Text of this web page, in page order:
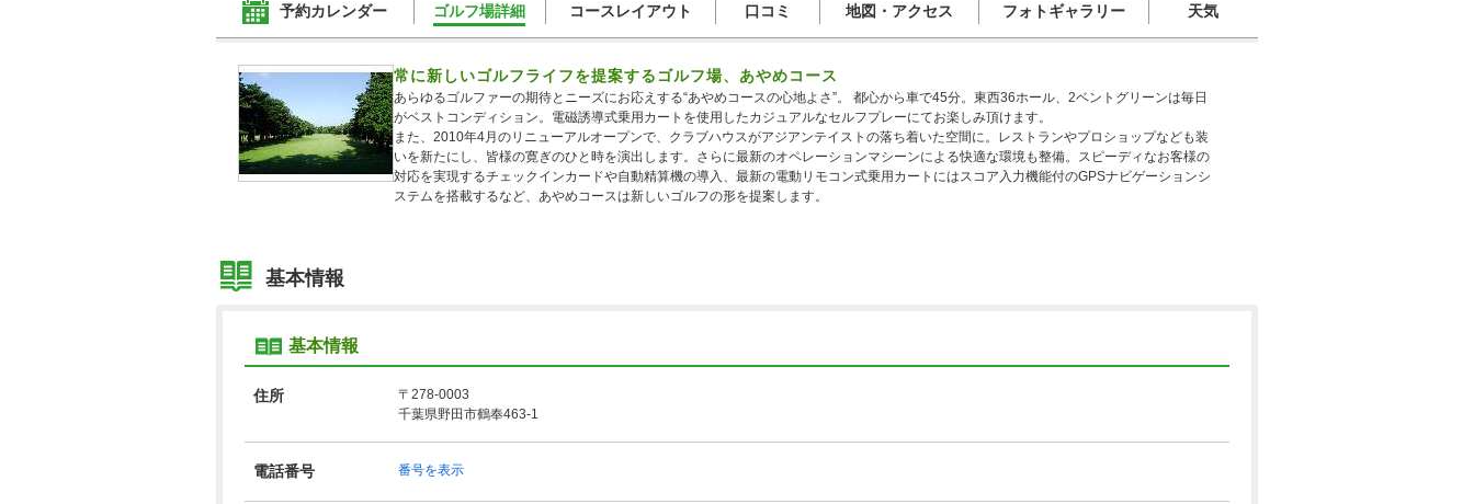
予約カレンダー ゴルフ場詳細 コースレイアウト 口コミ 地図・アクセス フォトギャラリー 天気
常に新しいゴルフライフを提案するゴルフ場、あやめコース
あらゆるゴルファーの期待とニーズにお応えする“あやめコースの心地よさ”。 都心から車で45分。東西36ホール、2ベントグリーンは毎日
がベストコンディション。電磁誘導式乗用カートを使用したカジュアルなセルフプレーにてお楽しみ頂けます。
また、2010年4月のリニューアルオープンで、クラブハウスがアジアンテイストの落ち着いた空間に。レストランやプロショップなども装
いを新たにし、皆様の寛ぎのひと時を演出します。さらに最新のオペレーションマシーンによる快適な環境も整備。スピーディなお客様の
対応を実現するチェックインカードや自動精算機の導入、最新の電動リモコン式乗用カートにはスコア入力機能付のGPSナビゲーションシ
ステムを搭載するなど、あやめコースは新しいゴルフの形を提案します。
基本情報
基本情報
住所
〒278-0003
千葉県野田市鶴奉463-1
電話番号 番号を表示